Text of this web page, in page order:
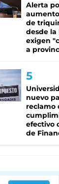
Alerta
de
desde la
exigen
a
nuevo
reclamo
efectivo
de